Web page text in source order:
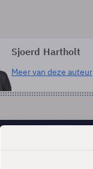
Sjoerd Hartholt
Meer van deze auteur